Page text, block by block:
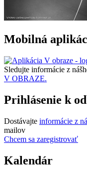
Mobilná
Sledujte informácie z
V OBRAZE.
Prihlásenie k
Dostávajte informácie z
mailov
Chcem sa zaregistrovať
Kalendár